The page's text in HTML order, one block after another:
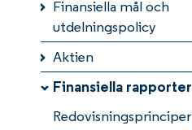
Finansiella mål och
utdelningspolicy
Aktien
Finansiella rapporter
Redovisningsprinciper